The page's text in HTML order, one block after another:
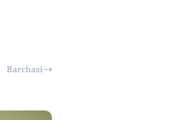
Barchasi